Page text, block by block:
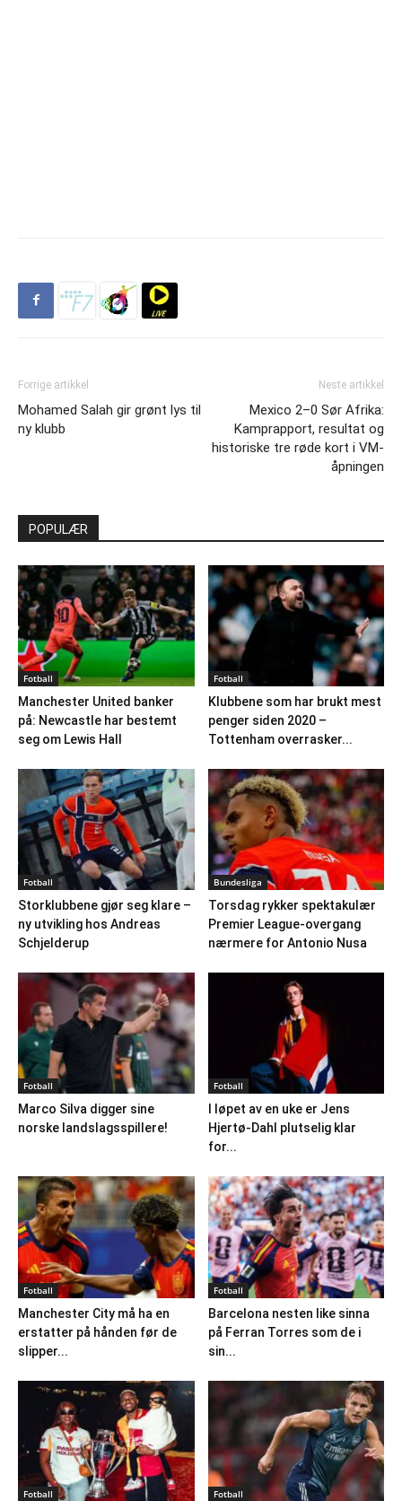
Forrige artikkel
Mohamed Salah gir grønt lys til
ny klubb
Neste artikkel
Mexico 2–0 Sør Afrika:
Kamprapport, resultat og
historiske tre røde kort i VM-
åpningen
POPULÆR
Fotball
Manchester United banker
på: Newcastle har bestemt
seg om Lewis Hall
Fotball
Klubbene som har brukt mest
penger siden 2020 –
Tottenham overrasker...
Fotball
Storklubbene gjør seg klare –
ny utvikling hos Andreas
Schjelderup
Bundesliga
Torsdag rykker spektakulær
Premier League-overgang
nærmere for Antonio Nusa
Fotball
Marco Silva digger sine
norske landslagsspillere!
Fotball
I løpet av en uke er Jens
Hjertø-Dahl plutselig klar
for...
Fotball
Manchester City må ha en
erstatter på hånden før de
slipper...
Fotball
Barcelona nesten like sinna
på Ferran Torres som de i
sin...
Fotball Fotball